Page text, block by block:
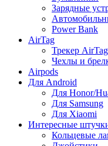
Зарядные
Power Bank
AirTag
Трекер AirTag
Чехлы и
Airpods
Для Android
Для Honor/
Для Samsung
Для Xiaomi
Интересные
Кольцевые